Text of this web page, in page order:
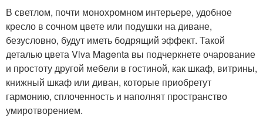
В светлом, почти монохромном интерьере, удобное
кресло в сочном цвете или подушки на диване,
безусловно, будут иметь бодрящий эффект. Такой
деталью цвета Viva Magenta вы подчеркнете очарование
и простоту другой мебели в гостиной, как шкаф, витрины,
книжный шкаф или диван, которые приобретут
гармонию, сплоченность и наполнят пространство
умиротворением.